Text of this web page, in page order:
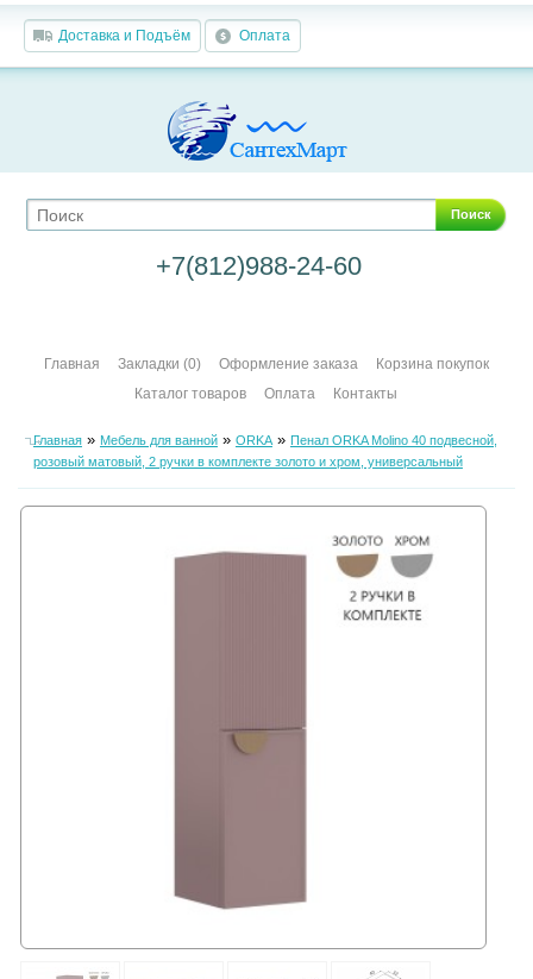
Доставка и Подъём Оплата
Поиск
+7(812)988-24-60
Главная Закладки (0) Оформление заказа
Корзина покупок
Каталог товаров
Оплата Контакты
Главная» Мебель для ванной» ORKA» Пенал ORKA Molino 40 подвесной,
розовый матовый, 2 ручки в комплекте золото и хром, универсальный